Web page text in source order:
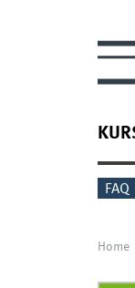
FAQ
Home